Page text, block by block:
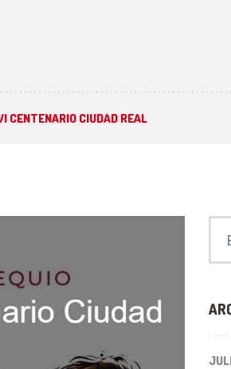
CENTENARIO CIUDAD REAL